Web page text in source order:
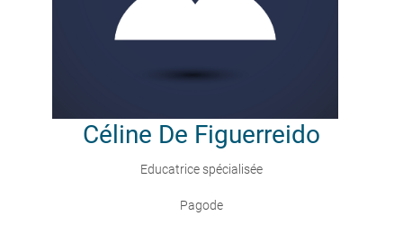
Céline De Figuerreido
Educatrice spécialisée
Pagode